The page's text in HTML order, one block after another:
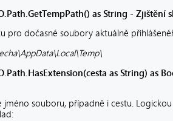
as String -
pro dočasné soubory aktuálně
as String) as
jméno souboru, případně i cestu.